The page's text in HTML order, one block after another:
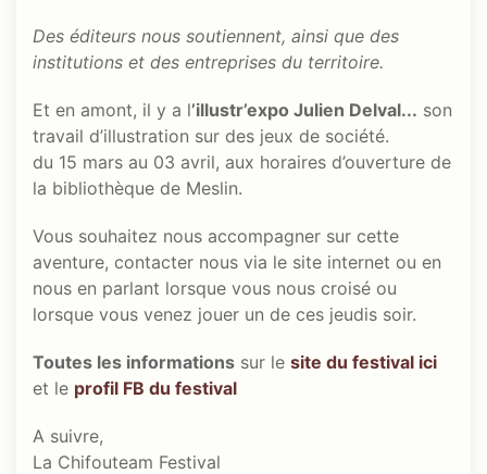
Des éditeurs nous soutiennent, ainsi que des
institutions et des entreprises du territoire.
Et en amont, il y a l’illustr’expo Julien Delval... son
travail d’illustration sur des jeux de société.
du 15 mars au 03 avril, aux horaires d’ouverture de
la bibliothèque de Meslin.
Vous souhaitez nous accompagner sur cette
aventure, contacter nous via le site internet ou en
nous en parlant lorsque vous nous croisé ou
lorsque vous venez jouer un de ces jeudis soir.
Toutes les informations sur le site du festival ici
et le profil FB du festival
A suivre,
La Chifouteam Festival